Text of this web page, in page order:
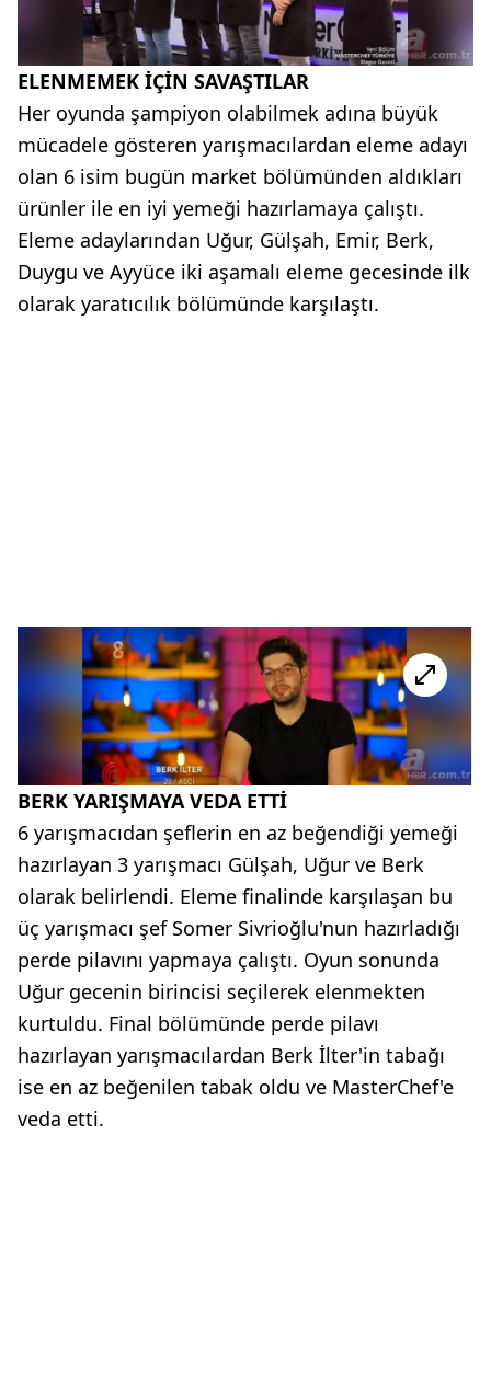
ELENMEMEK İÇİN SAVAŞTILAR
Her oyunda şampiyon olabilmek adına büyük
mücadele gösteren yarışmacılardan eleme adayı
olan 6 isim bugün market bölümünden aldıkları
ürünler ile en iyi yemeği hazırlamaya çalıştı.
Eleme adaylarından Uğur, Gülşah, Emir, Berk,
Duygu ve Ayyüce iki aşamalı eleme gecesinde ilk
olarak yaratıcılık bölümünde karşılaştı.
BERK YARIŞMAYA VEDA ETTİ
6 yarışmacıdan şeflerin en az beğendiği yemeği
hazırlayan 3 yarışmacı Gülşah, Uğur ve Berk
olarak belirlendi. Eleme finalinde karşılaşan bu
üç yarışmacı şef Somer Sivrioğlu'nun hazırladığı
perde pilavını yapmaya çalıştı. Oyun sonunda
Uğur gecenin birincisi seçilerek elenmekten
kurtuldu. Final bölümünde perde pilavı
hazırlayan yarışmacılardan Berk İlter'in tabağı
ise en az beğenilen tabak oldu ve MasterChef'e
veda etti.